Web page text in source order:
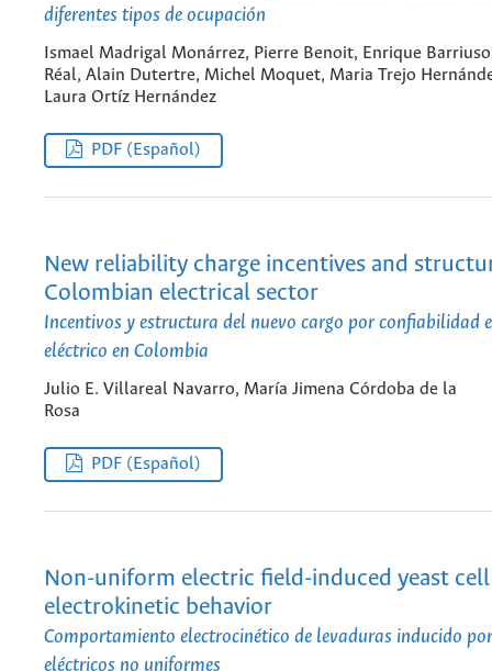
diferentes tipos de ocupación
Ismael Madrigal Monárrez, Pierre Benoit, Enrique
Réal, Alain Dutertre, Michel Moquet, Maria Trejo
Laura Ortíz Hernández
PDF (Español)
New reliability charge incentives and
Colombian electrical sector
Incentivos y estructura del nuevo cargo por confiabilidad
eléctrico en Colombia
Julio E. Villareal Navarro, María Jimena Córdoba de la
Rosa
PDF (Español)
Non-uniform electric field-induced yeast cell
electrokinetic behavior
Comportamiento electrocinético de levaduras inducido
eléctricos no uniformes